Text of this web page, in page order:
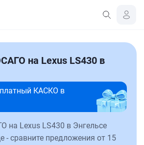
на Lexus LS430 в
КАСКО в
на Lexus LS430 в Энгельсе
- сравните предложения от 15